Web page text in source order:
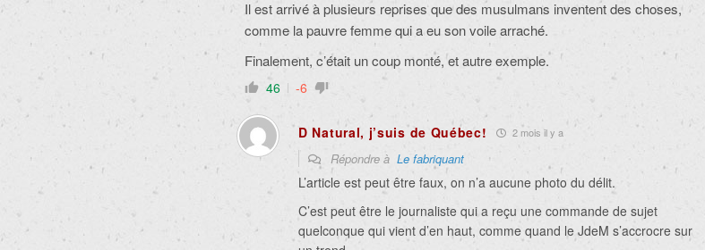
Il est arrivé à plusieurs reprises que des musulmans inventent des choses,
comme la pauvre femme qui a eu son voile arraché.
Finalement, c’était un coup monté, et autre exemple.
46 -6
D Natural, j’suis de Québec! 2 mois il y a
Répondre à Le fabriquant
L’article est peut être faux, on n’a aucune photo du délit.
C’est peut être le journaliste qui a reçu une commande de sujet
quelconque qui vient d’en haut, comme quand le JdeM s’accrocre sur